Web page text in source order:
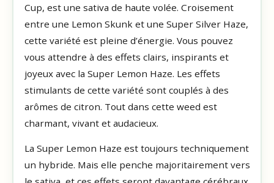
Cup, est une sativa de haute volée. Croisement
entre une Lemon Skunk et une Super Silver Haze,
cette variété est pleine d’énergie. Vous pouvez
vous attendre à des effets clairs, inspirants et
joyeux avec la Super Lemon Haze. Les effets
stimulants de cette variété sont couplés à des
arômes de citron. Tout dans cette weed est
charmant, vivant et audacieux.
La Super Lemon Haze est toujours techniquement
un hybride. Mais elle penche majoritairement vers